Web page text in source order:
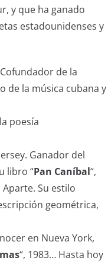
y que ha ganado
estadounidenses y
de la
de la música cubana y
poesía
Ganador del
libro “Pan Caníbal“,
Su estilo
geométrica,
en Nueva York,
“, 1983… Hasta hoy